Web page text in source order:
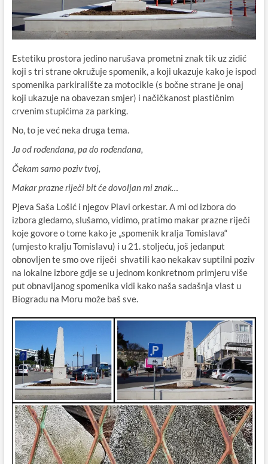
Estetiku prostora jedino narušava prometni znak tik uz zidić
koji s tri strane okružuje spomenik, a koji ukazuje kako je ispod
spomenika parkiralište za motocikle (s bočne strane je onaj
koji ukazuje na obavezan smjer) i načičkanost plastičnim
crvenim stupićima za parking.
No, to je već neka druga tema.
Ja od rođendana, pa do rođendana,
Čekam samo poziv tvoj,
Makar prazne riječi bit će dovoljan mi znak…
Pjeva Saša Lošić i njegov Plavi orkestar. A mi od izbora do
izbora gledamo, slušamo, vidimo, pratimo makar prazne riječi
koje govore o tome kako je „spomenik kralja Tomislava“
(umjesto kralju Tomislavu) i u 21. stoljeću, još jedanput
obnovljen te smo ove riječi shvatili kao nekakav suptilni poziv
na lokalne izbore gdje se u jednom konkretnom primjeru više
put obnavljanog spomenika vidi kako naša sadašnja vlast u
Biogradu na Moru može baš sve.